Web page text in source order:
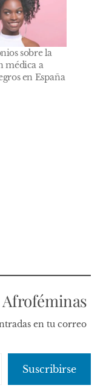
sobre la
médica a
en España
Afroféminas
en tu correo
Suscribirse